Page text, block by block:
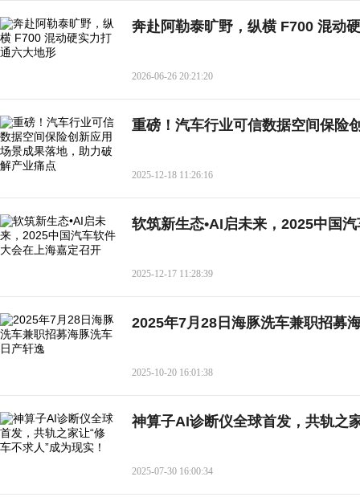
奔赴阿勒泰旷野，纵横 F700 混动
2026-06-26 20:21:20
重磅！汽车行业可信数据空间保险
2025-12-18 11:26:16
软筑新生态•AI启未来，2025中国
2025-12-17 11:28:39
2025年7月28日海豚洗车兼职招募
2025-10-20 16:01:38
神算子AI诊断仪全球首发，共轨之
2025-07-30 16:00:34